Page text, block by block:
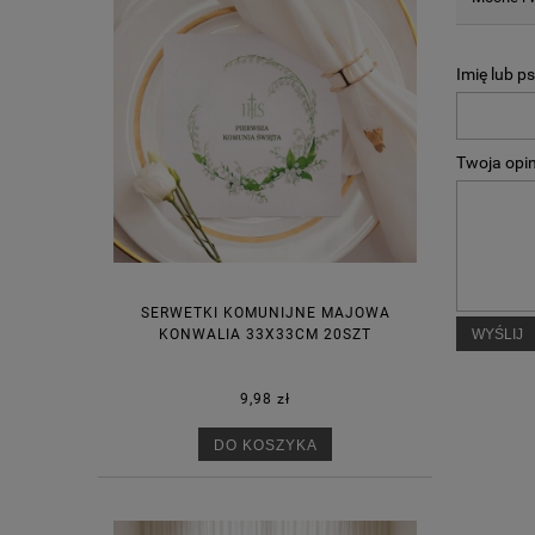
SERWETKI KOMUNIJNE MAJOWA
KONWALIA 33X33CM 20SZT
9,98 zł
DO KOSZYKA
Imię lub
Twoja
WYŚLIJ